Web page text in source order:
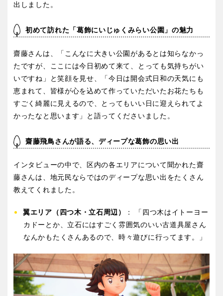
出しました。
初めて訪れた「葛飾にいじゅくみらい公園」の魅力
齋藤さんは、「こんなに大きい公園があるとは知らなかっ
たですが、ここには今日初めて来て、とっても気持ちがい
いですね」と笑顔を見せ、「今日は開会式日和の天気にも
恵まれて、皆様が心を込めて作っていただいたお花たちも
すごく綺麗に見えるので、とってもいい日に迎えられてよ
かったなと思います」と語ってくださいました。
齋藤飛鳥さんが語る、ディープな葛飾の思い出
インタビューの中で、区内の各エリアについて聞かれた齋
藤さんは、地元民ならではのディープな思い出をたくさん
教えてくれました。
翼エリア（四つ木・立石周辺）
： 「四つ木はイトーヨー
カドーとか、立石にはすごく雰囲気のいい古道具屋さん
なんかもたくさんあるので、時々遊びに行ってます。」